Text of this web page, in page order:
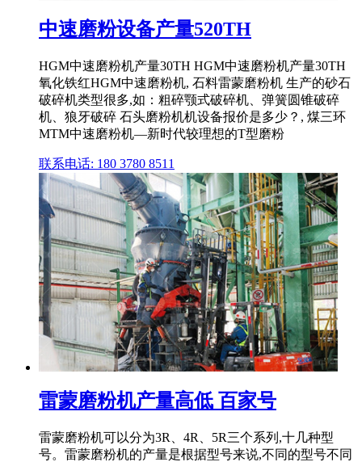
中速磨粉设备产量520TH
HGM中速磨粉机产量30TH HGM中速磨粉机产量30TH
氧化铁红HGM中速磨粉机, 石料雷蒙磨粉机 生产的砂石
破碎机类型很多,如：粗碎颚式破碎机、弹簧圆锥破碎
机、狼牙破碎 石头磨粉机机设备报价是多少？, 煤三环
MTM中速磨粉机—新时代较理想的T型磨粉
联系电话: 180 3780 8511
雷蒙磨粉机产量高低 百家号
雷蒙磨粉机可以分为3R、4R、5R三个系列,十几种型
号。雷蒙磨粉机的产量是根据型号来说,不同的型号不同